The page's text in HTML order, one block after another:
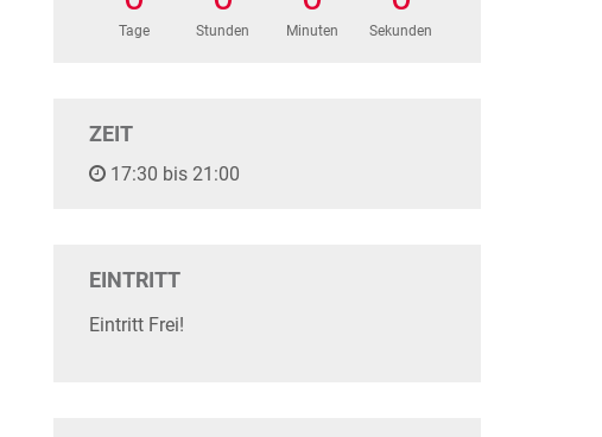
Tage Stunden Minuten Sekunden
ZEIT
17:30 bis 21:00
EINTRITT
Eintritt Frei!